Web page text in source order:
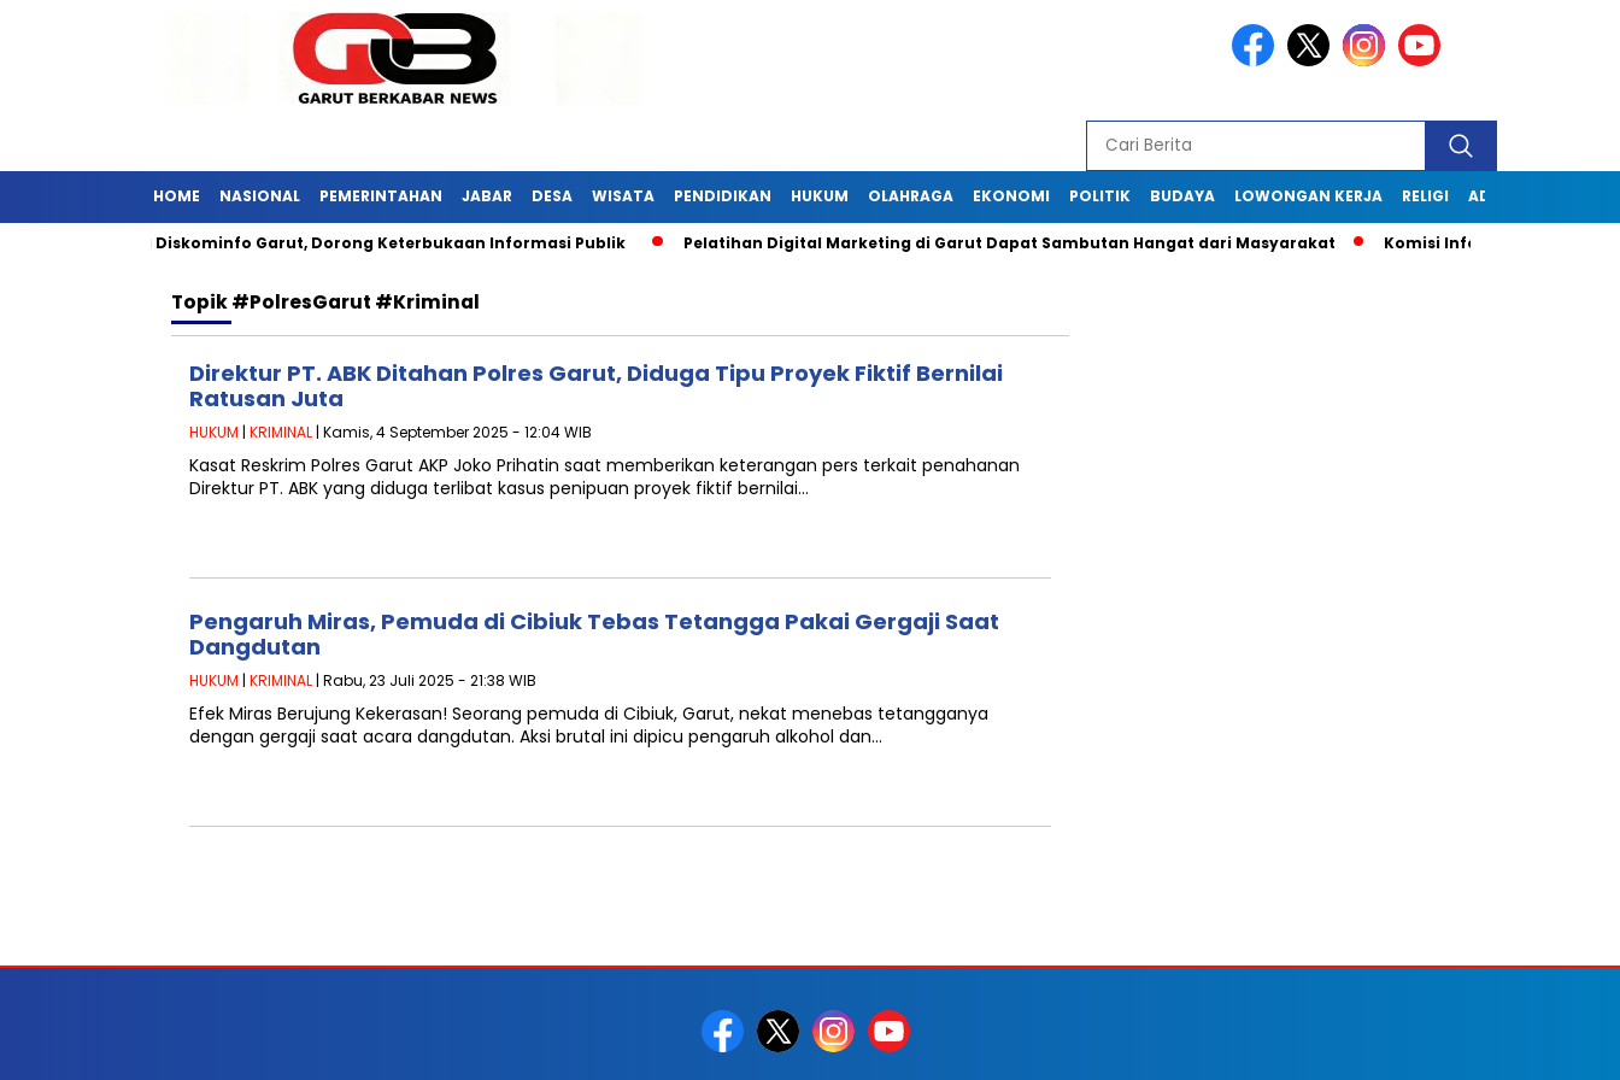
HOME NASIONAL PEMERINTAHAN JABAR DESA WISATA PENDIDIKAN HUKUM OLAHRAGA EKONOMI POLITIK BUDAYA LOWONGAN KERJA RELIGI ADVERTORIAL
Jabar Kunjungi Diskominfo Garut, Dorong Keterbukaan Informasi Publik Pelatihan Digital Marketing di Garut Dapat Sambutan Hangat dari Masyarakat Komisi Informasi Jabar
Topik#PolresGarut #Kriminal
Direktur PT. ABK Ditahan Polres Garut, Diduga Tipu Proyek Fiktif Bernilai
Ratusan Juta
HUKUM | KRIMINAL | Kamis, 4 September 2025 - 12:04 WIB
Kasat Reskrim Polres Garut AKP Joko Prihatin saat memberikan keterangan pers terkait penahanan
Direktur PT. ABK yang diduga terlibat kasus penipuan proyek fiktif bernilai…
Pengaruh Miras, Pemuda di Cibiuk Tebas Tetangga Pakai Gergaji Saat
Dangdutan
HUKUM | KRIMINAL | Rabu, 23 Juli 2025 - 21:38 WIB
Efek Miras Berujung Kekerasan! Seorang pemuda di Cibiuk, Garut, nekat menebas tetangganya
dengan gergaji saat acara dangdutan. Aksi brutal ini dipicu pengaruh alkohol dan…